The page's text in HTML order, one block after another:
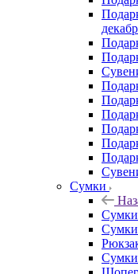
Сумки
Сумки
Сумки
Сумки